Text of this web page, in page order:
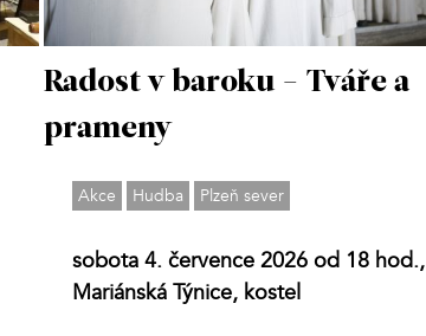
Radost v baroku - Tváře a
prameny
Akce Hudba Plzeň sever
sobota 4. července 2026 od 18 hod.,
Mariánská Týnice, kostel